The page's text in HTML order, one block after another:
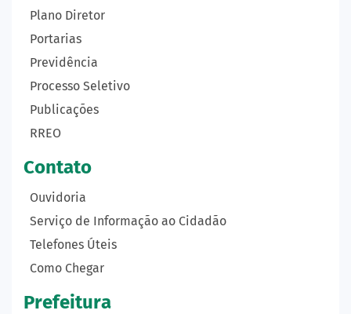
Plano Diretor
Portarias
Previdência
Processo Seletivo
Publicações
RREO
Contato
Ouvidoria
Serviço de Informação ao Cidadão
Telefones Úteis
Como Chegar
Prefeitura